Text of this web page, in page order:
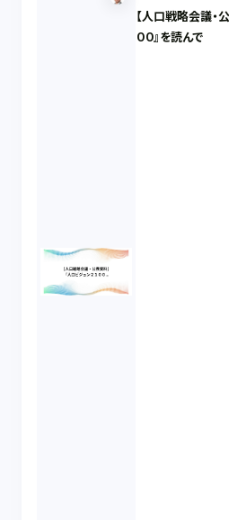
【人口戦略会議・
００』を読んで